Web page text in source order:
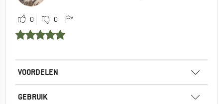
0 0
VOORDELEN
GEBRUIK